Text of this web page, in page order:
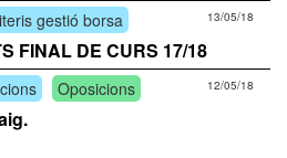
gestió borsa 13/05/18
FINAL DE CURS 17/18
Oposicions 12/05/18